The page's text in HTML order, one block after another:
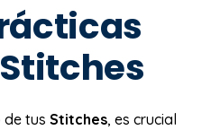
de tus Stitches, es crucial